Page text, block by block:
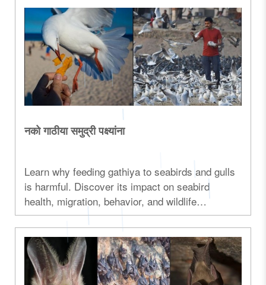
नको गाठीया समुद्री पक्ष्यांना
Learn why feeding gathiya to seabirds and gulls
is harmful. Discover its impact on seabird
health, migration, behavior, and wildlife
conservation...